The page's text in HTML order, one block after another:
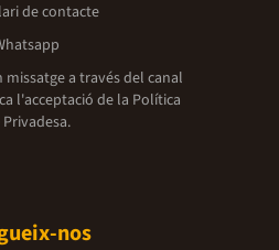
de contacte
missatge a través del canal
l'acceptació de la Política
nos